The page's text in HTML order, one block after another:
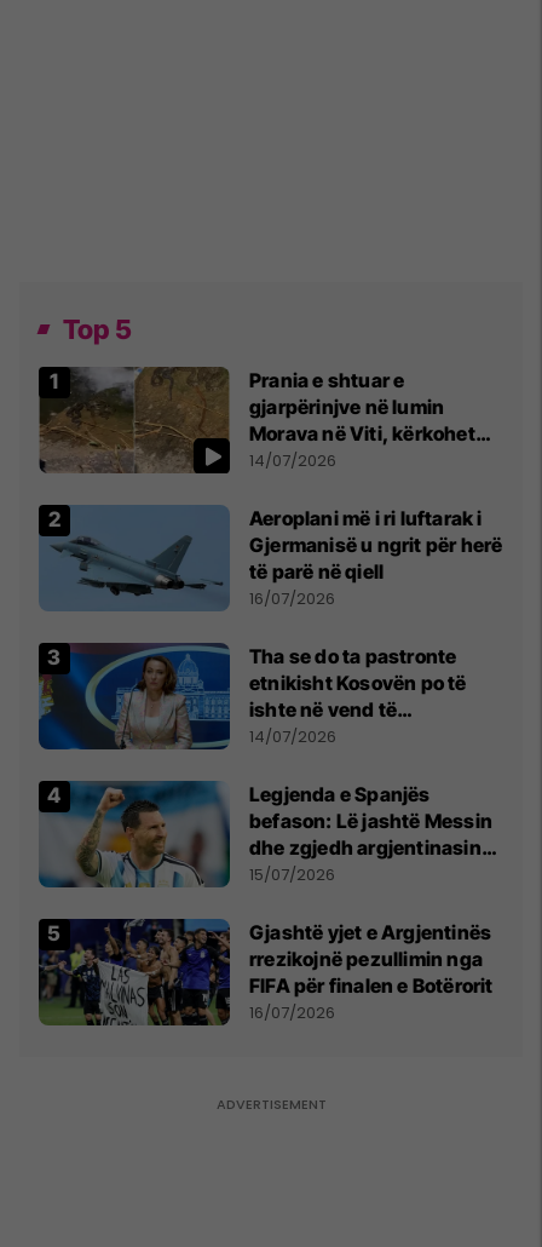
Top 5
Prania e shtuar e
gjarpërinjve në lumin
Morava në Viti, kërkohet
kujdes nga qytetarët
14/07/2026
Aeroplani më i ri luftarak i
Gjermanisë u ngrit për herë
të parë në qiell
16/07/2026
Tha se do ta pastronte
etnikisht Kosovën po të
ishte në vend të
Millosheviqit, Lëvizja e
kërkon shkarkimin e
menjëhershëm të
Snezhana Paunoviq
14/07/2026
Legjenda e Spanjës
befason: Lë jashtë Messin
dhe zgjedh argjentinasin
më të mirë në botë
15/07/2026
Gjashtë yjet e Argjentinës
rrezikojnë pezullimin nga
FIFA për finalen e Botërorit
16/07/2026